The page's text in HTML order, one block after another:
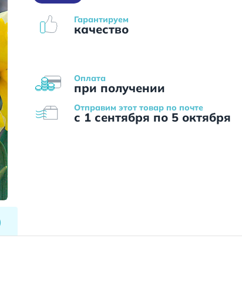
Оплата
при получении
Гарантируем
качество
Отправим этот товар по почте
с 1 сентября по 5 октября